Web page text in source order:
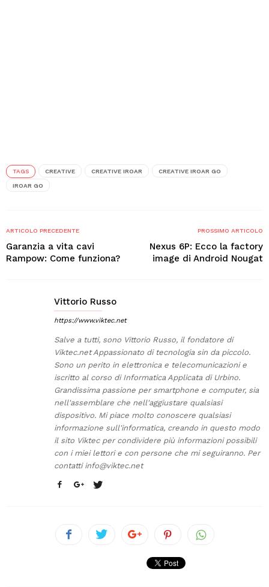
TAGS CREATIVE CREATIVE IROAR CREATIVE IROAR GO
IROAR GO
ARTICOLO PRECEDENTE
Garanzia a vita cavi
Rampow: Come funziona?
PROSSIMO ARTICOLO
Nexus 6P: Ecco la factory
image di Android Nougat
Vittorio Russo
https://www.viktec.net
Salve a tutti, sono Vittorio Russo, il fondatore di
Viktec.net Appassionato di tecnologia sin da piccolo.
Sono un perito in elettronica e telecomunicazioni e
iscritto al corso di Informatica Applicata di Urbino.
Grandissima passione per smartphone e computer, sia
nell'assemblare che nell'aggiustare qualsiasi
dispositivo. Mi piace molto conoscere qualsiasi
informazione sull'informatica, creando in questo modo
il sito Viktec per condividere più informazioni possibili
con i miei lettori e con persone che mi seguiranno. Per
contatti info@viktec.net